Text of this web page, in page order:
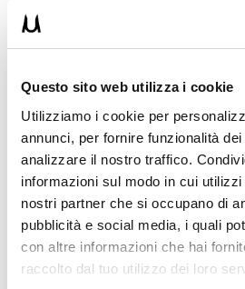
Questo sito web utilizza i cookie
Utilizziamo i cookie per
annunci, per fornire funzionalità
analizzare il nostro traffico.
informazioni sul modo in cui
nostri partner che si occupano di
pubblicità e social media, i quali
con altre informazioni che hai
raccolto dal tuo utilizzo dei loro
Instagram:
www.instagram.com/
PaginaFacebook:
id=100091688058084
YouTube:
www.youtube.com/channel/
Entra nalla nostra community.